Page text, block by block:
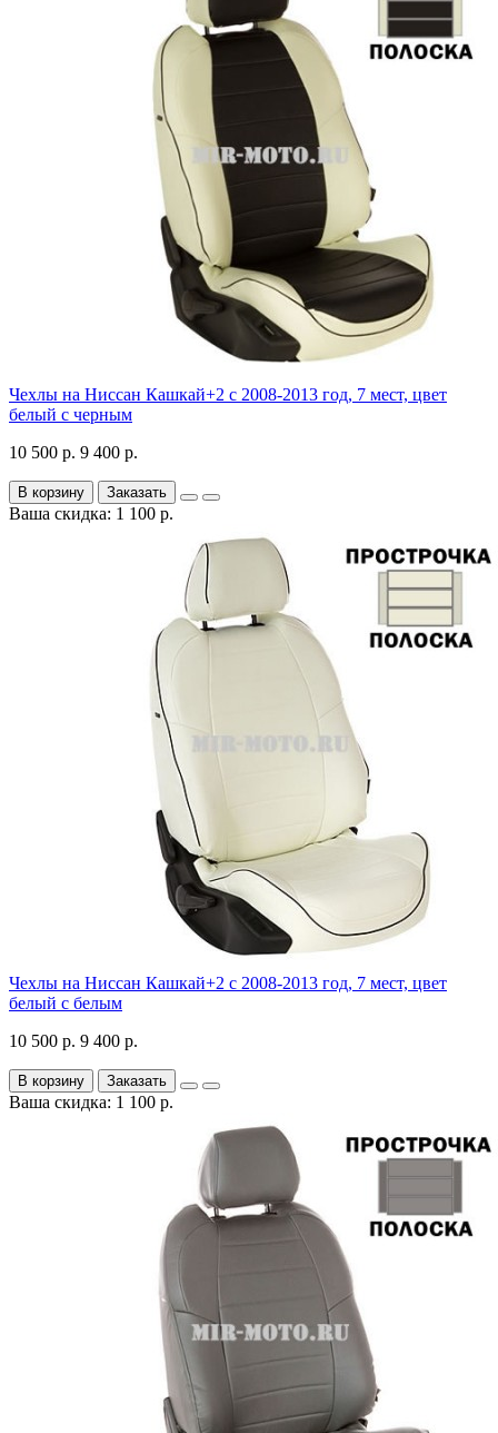
Чехлы на Ниссан Кашкай+2 с 2008-2013 год, 7 мест, цвет
белый с черным
10 500 р. 9 400 р.
В корзину Заказать
Ваша скидка: 1 100 р.
Чехлы на Ниссан Кашкай+2 с 2008-2013 год, 7 мест, цвет
белый с белым
10 500 р. 9 400 р.
В корзину Заказать
Ваша скидка: 1 100 р.